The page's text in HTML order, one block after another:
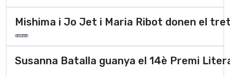
Mishima i Jo Jet i Maria Ribot donen el
Cultura
Susanna Batalla guanya el 14è Premi